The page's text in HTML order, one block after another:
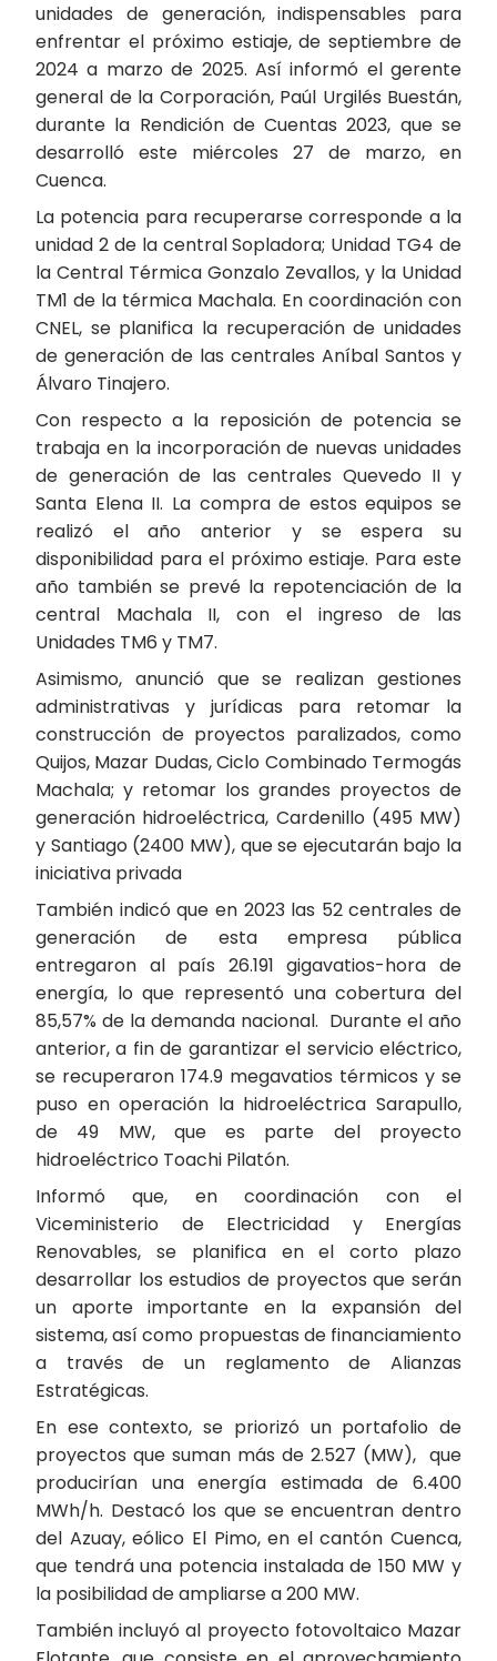
unidades de generación, indispensables para
enfrentar el próximo estiaje, de septiembre de
2024 a marzo de 2025. Así informó el gerente
general de la Corporación, Paúl Urgilés Buestán,
durante la Rendición de Cuentas 2023, que se
desarrolló este miércoles 27 de marzo, en
Cuenca.
La potencia para recuperarse corresponde a la
unidad 2 de la central Sopladora; Unidad TG4 de
la Central Térmica Gonzalo Zevallos, y la Unidad
TM1 de la térmica Machala. En coordinación con
CNEL, se planifica la recuperación de unidades
de generación de las centrales Aníbal Santos y
Álvaro Tinajero.
Con respecto a la reposición de potencia se
trabaja en la incorporación de nuevas unidades
de generación de las centrales Quevedo II y
Santa Elena II. La compra de estos equipos se
realizó el año anterior y se espera su
disponibilidad para el próximo estiaje. Para este
año también se prevé la repotenciación de la
central Machala II, con el ingreso de las
Unidades TM6 y TM7.
Asimismo, anunció que se realizan gestiones
administrativas y jurídicas para retomar la
construcción de proyectos paralizados, como
Quijos, Mazar Dudas, Ciclo Combinado Termogás
Machala; y retomar los grandes proyectos de
generación hidroeléctrica, Cardenillo (495 MW)
y Santiago (2400 MW), que se ejecutarán bajo la
iniciativa privada
También indicó que en 2023 las 52 centrales de
generación de esta empresa pública
entregaron al país 26.191 gigavatios-hora de
energía, lo que representó una cobertura del
85,57% de la demanda nacional. Durante el año
anterior, a fin de garantizar el servicio eléctrico,
se recuperaron 174.9 megavatios térmicos y se
puso en operación la hidroeléctrica Sarapullo,
de 49 MW, que es parte del proyecto
hidroeléctrico Toachi Pilatón.
Informó que, en coordinación con el
Viceministerio de Electricidad y Energías
Renovables, se planifica en el corto plazo
desarrollar los estudios de proyectos que serán
un aporte importante en la expansión del
sistema, así como propuestas de financiamiento
a través de un reglamento de Alianzas
Estratégicas.
En ese contexto, se priorizó un portafolio de
proyectos que suman más de 2.527 (MW), que
producirían una energía estimada de 6.400
MWh/h. Destacó los que se encuentran dentro
del Azuay, eólico El Pimo, en el cantón Cuenca,
que tendrá una potencia instalada de 150 MW y
la posibilidad de ampliarse a 200 MW.
También incluyó al proyecto fotovoltaico Mazar